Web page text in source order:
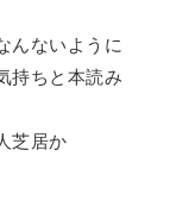
んないように
持ちと本読み
芝居か